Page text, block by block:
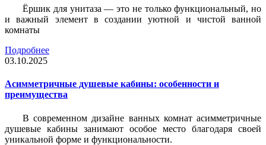
Ёршик для унитаза — это не только функциональный, но
и важный элемент в создании уютной и чистой ванной
комнаты
Подробнее
03.10.2025
Асимметричные душевые кабины: особенности и
преимущества
В современном дизайне ванных комнат асимметричные
душевые кабины занимают особое место благодаря своей
уникальной форме и функциональности.